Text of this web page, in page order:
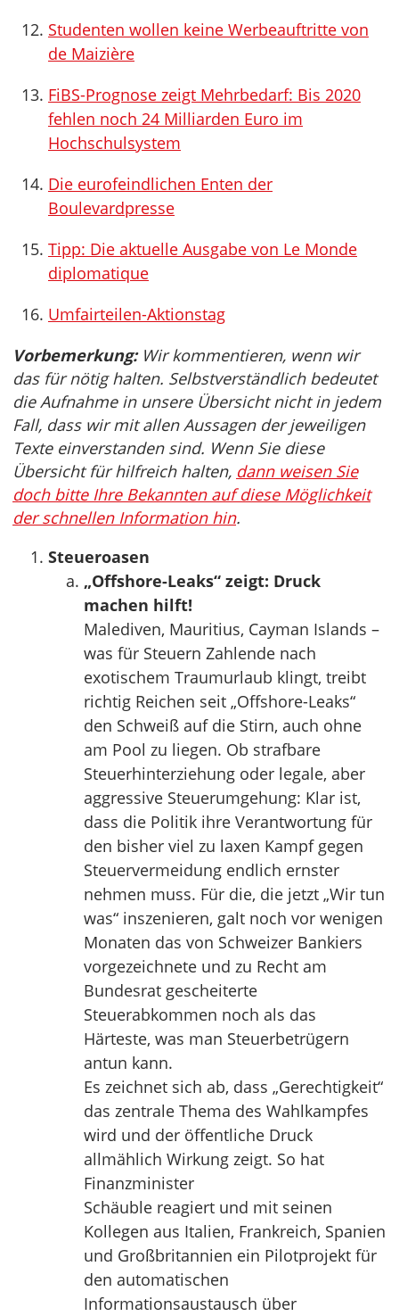
Studenten wollen keine Werbeauftritte von
de Maizière
FiBS-Prognose zeigt Mehrbedarf: Bis 2020
fehlen noch 24 Milliarden Euro im
Hochschulsystem
Die eurofeindlichen Enten der
Boulevardpresse
Tipp: Die aktuelle Ausgabe von Le Monde
diplomatique
Umfairteilen-Aktionstag
Vorbemerkung:Wir kommentieren, wenn wir
das für nötig halten. Selbstverständlich bedeutet
die Aufnahme in unsere Übersicht nicht in jedem
Fall, dass wir mit allen Aussagen der jeweiligen
Texte einverstanden sind. Wenn Sie diese
Übersicht für hilfreich halten, dann weisen Sie
doch bitte Ihre Bekannten auf diese Möglichkeit
der schnellen Information hin.
Steueroasen
„Offshore-Leaks“ zeigt: Druck
machen hilft!
Malediven, Mauritius, Cayman Islands –
was für Steuern Zahlende nach
exotischem Traumurlaub klingt, treibt
richtig Reichen seit „Offshore-Leaks“
den Schweiß auf die Stirn, auch ohne
am Pool zu liegen. Ob strafbare
Steuerhinterziehung oder legale, aber
aggressive Steuerumgehung: Klar ist,
dass die Politik ihre Verantwortung für
den bisher viel zu laxen Kampf gegen
Steuervermeidung endlich ernster
nehmen muss. Für die, die jetzt „Wir tun
was“ inszenieren, galt noch vor wenigen
Monaten das von Schweizer Bankiers
vorgezeichnete und zu Recht am
Bundesrat gescheiterte
Steuerabkommen noch als das
Härteste, was man Steuerbetrügern
antun kann.
Es zeichnet sich ab, dass „Gerechtigkeit“
das zentrale Thema des Wahlkampfes
wird und der öffentliche Druck
allmählich Wirkung zeigt. So hat
Finanzminister
Schäuble reagiert und mit seinen
Kollegen aus Italien, Frankreich, Spanien
und Großbritannien ein Pilotprojekt für
den automatischen
Informationsaustausch über